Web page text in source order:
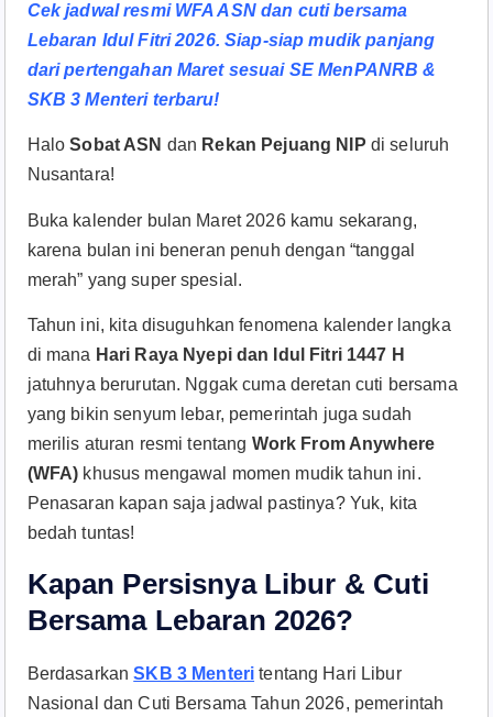
Cek jadwal resmi WFA ASN dan cuti bersama
Lebaran Idul Fitri 2026. Siap-siap mudik panjang
dari pertengahan Maret sesuai SE MenPANRB &
SKB 3 Menteri terbaru!
HaloSobat ASN dan Rekan Pejuang NIP di seluruh
Nusantara!
Buka kalender bulan Maret 2026 kamu sekarang,
karena bulan ini beneran penuh dengan “tanggal
merah” yang super spesial.
Tahun ini, kita disuguhkan fenomena kalender langka
di mana Hari Raya Nyepi dan Idul Fitri 1447 H
jatuhnya berurutan. Nggak cuma deretan cuti bersama
yang bikin senyum lebar, pemerintah juga sudah
merilis aturan resmi tentang Work From Anywhere
(WFA) khusus mengawal momen mudik tahun ini.
Penasaran kapan saja jadwal pastinya? Yuk, kita
bedah tuntas!
Kapan Persisnya Libur & Cuti
Bersama Lebaran 2026?
BerdasarkanSKB 3 Menteri tentang Hari Libur
Nasional dan Cuti Bersama Tahun 2026, pemerintah